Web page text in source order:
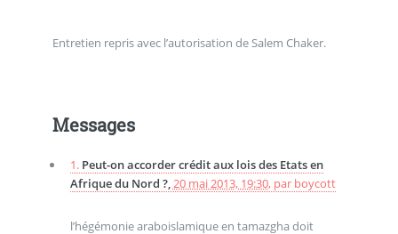
Entretien repris avec l’autorisation de Salem Chaker.
Messages
1. Peut-on accorder crédit aux lois des Etats en
Afrique du Nord ?,20 mai 2013, 19:30, par boycott
l’hégémonie araboislamique en tamazgha doit